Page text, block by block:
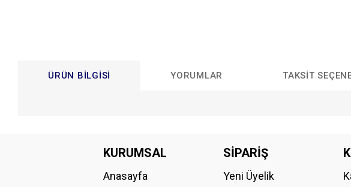
ÜRÜN BILGISI YORUMLAR TAKSIT
Ürün resmi kalitesiz, bozuk veya görüntülenemiyor.
KURUMSAL
Anasayfa
SİPARİŞ
Yeni Üyelik